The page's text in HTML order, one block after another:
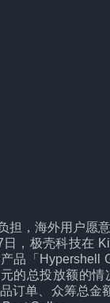
担，海外用户愿
，极壳科技在
品「Hypershell
的总投放额的情
订单、众筹总金